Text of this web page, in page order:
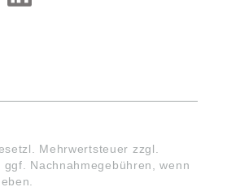
Mehrwertsteuer zzgl.
ggf. Nachnahmegebühren, wenn